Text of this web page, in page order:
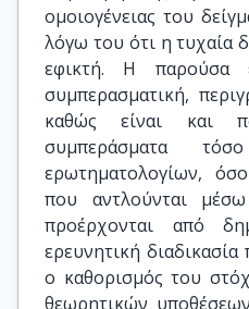
ομοιογένειας του
λόγω του ότι η τυχαία
εφικτή. Η παρούσα
συμπερασματική,
καθώς είναι και
συμπεράσματα
ερωτηματολογίων,
που αντλούνται
προέρχονται από
ερευνητική διαδικασία
ο καθορισμός του
θεωρητικών